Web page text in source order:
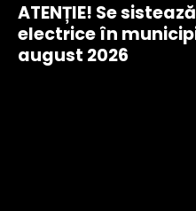
ATENȚIE! Se
electrice în
august 2026